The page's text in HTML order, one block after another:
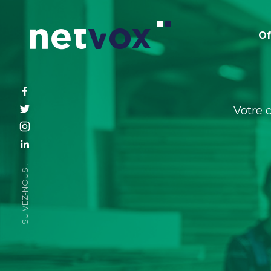
content
SUIVEZ-NOUS !
Votre